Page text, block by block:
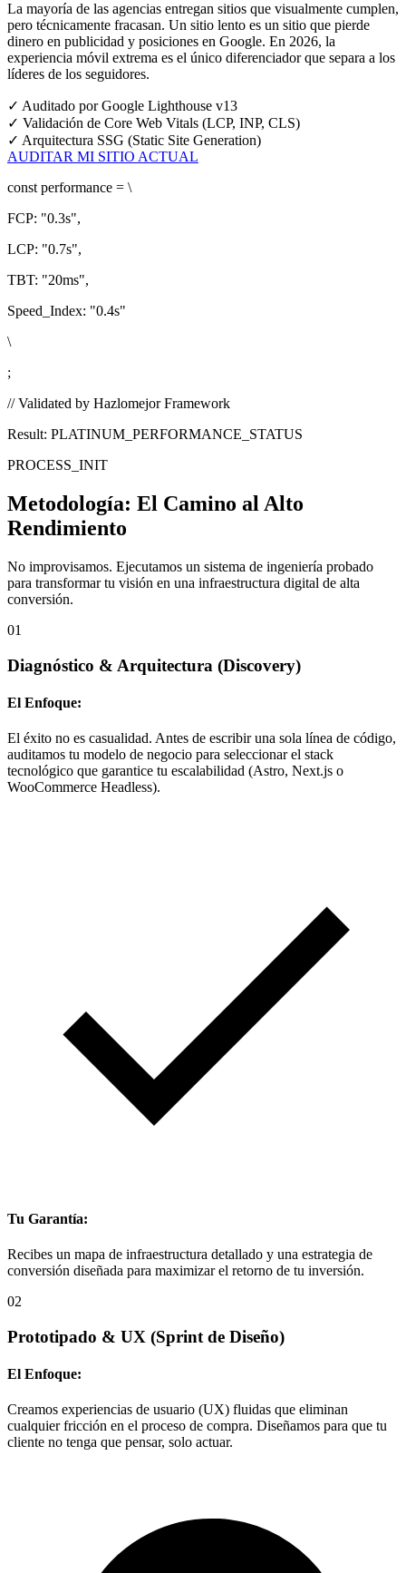
La mayoría de las agencias entregan sitios que visualmente cumplen,
pero técnicamente fracasan. Un sitio lento es un sitio que pierde
dinero en publicidad y posiciones en Google. En 2026, la
experiencia móvil extrema es el único diferenciador que separa a los
líderes de los seguidores.
✓ Auditado por Google Lighthouse v13
✓ Validación de Core Web Vitals (LCP, INP, CLS)
✓ Arquitectura SSG (Static Site Generation)
AUDITAR MI SITIO ACTUAL
const performance = \
FCP: "0.3s",
LCP: "0.7s",
TBT: "20ms",
Speed_Index: "0.4s"
\
;
// Validated by Hazlomejor Framework
Result: PLATINUM_PERFORMANCE_STATUS
PROCESS_INIT
Metodología: El Camino al Alto
Rendimiento
No improvisamos. Ejecutamos un sistema de ingeniería probado
para transformar tu visión en una infraestructura digital de alta
conversión.
01
Diagnóstico & Arquitectura (Discovery)
El Enfoque:
El éxito no es casualidad. Antes de escribir una sola línea de código,
auditamos tu modelo de negocio para seleccionar el stack
tecnológico que garantice tu escalabilidad (Astro, Next.js o
WooCommerce Headless).
Tu Garantía:
Recibes un mapa de infraestructura detallado y una estrategia de
conversión diseñada para maximizar el retorno de tu inversión.
02
Prototipado & UX (Sprint de Diseño)
El Enfoque:
Creamos experiencias de usuario (UX) fluidas que eliminan
cualquier fricción en el proceso de compra. Diseñamos para que tu
cliente no tenga que pensar, solo actuar.